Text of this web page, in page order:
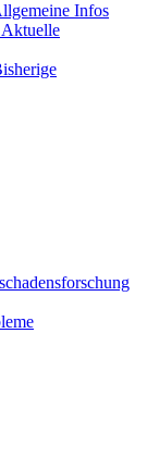
Infos